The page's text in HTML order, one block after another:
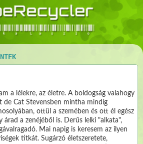
a lélekre, az életre. A boldogság valahogy
de Cat Stevensben mintha mindíg
ottül a szemében és ott él egész
árad a zenéjéből is. Derűs lelki "alkata",
Mai napig is keresem az ilyen
titkát. Sugárzó életszeretete,